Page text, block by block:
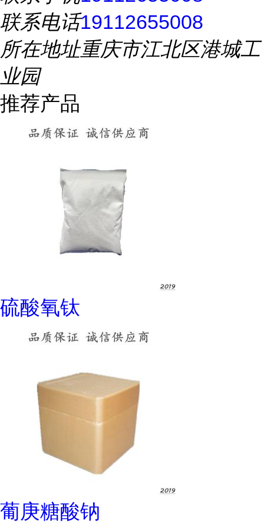
联系电话19112655008
所在地址重庆市江北区港城工
业园
推荐产品
硫酸氧钛
葡庚糖酸钠